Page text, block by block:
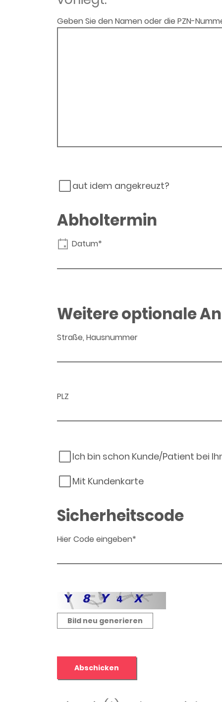
Geben Sie den Namen oder die PZN-
aut idem angekreuzt?
Abholtermin
Datum*
Weitere optionale
Straße, Hausnummer
PLZ
Ich bin schon Kunde/Patient bei
Mit Kundenkarte
Sicherheitscode
Hier Code eingeben*